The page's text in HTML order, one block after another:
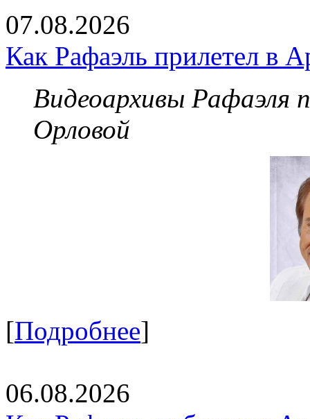
07.08.2026
Как Рафаэль прилетел в
Видеоархивы Рафаэля
Орловой
[Подробнее]
06.08.2026